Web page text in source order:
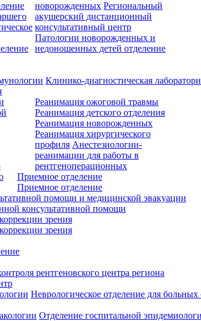
новорожденных Региональный
акушерский дистанционный
консультативный центр
Патологии новорожденных и
недоношенных детей отделение
Клинико-диагностическая
Реанимация ожоговой травмы
Реанимация детского отделения
Реанимация новорожденных
Реанимация хирургического
профиля Анестезиологии-
реанимации для работы в
рентгеноперационных
Приемное отделение
Приемное отделение
помощи и медицинской эвакуации
консультативной помощи
зрения
зрения
рентгеновского центра региона
Неврологическое отделение для
Отделение госпитальной